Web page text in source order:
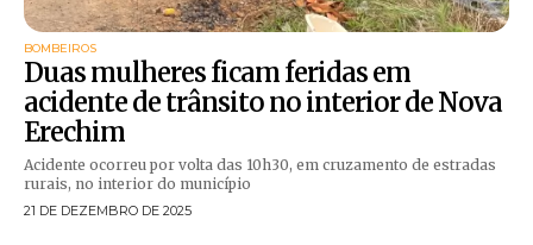
BOMBEIROS
Duas mulheres ficam feridas em
acidente de trânsito no interior de Nova
Erechim
Acidente ocorreu por volta das 10h30, em cruzamento de estradas
rurais, no interior do município
21 DE DEZEMBRO DE 2025